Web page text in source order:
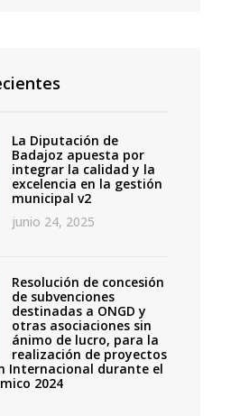
La Diputación de
Badajoz apuesta por
integrar la calidad y la
excelencia en la gestión
municipal v2
junio 24, 2025
Resolución de concesión
de subvenciones
destinadas a ONGD y
otras asociaciones sin
ánimo de lucro, para la
realización de proyectos
Internacional durante el
2024